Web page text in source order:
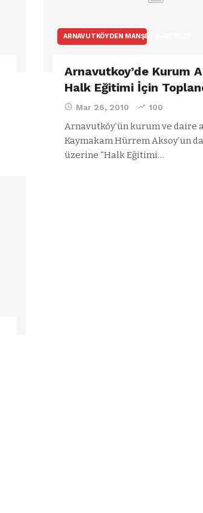
ARNAVUTKÖYDEN MANŞET HABERLER
Arnavutkoy’de Kurum
Halk Eğitimi İçin
Mar 26, 2010 100
Arnavutköy’ün kurum ve daire
Kaymakam Hürrem Aksoy’un
üzerine “Halk Eğitimi…